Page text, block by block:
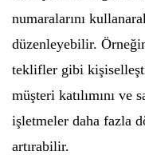
numaralarını
düzenleyebilir.
teklifler gibi
müşteri katılımını ve
işletmeler daha fazla
artırabilir.